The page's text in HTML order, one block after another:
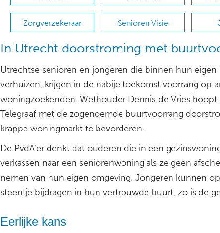
Zorgverzekeraar Senioren Visie
In Utrecht doorstroming met
Utrechtse senioren en jongeren die binnen hun eigen
verhuizen, krijgen in de nabije toekomst voorrang op
woningzoekenden. Wethouder Dennis de Vries hoopt
Telegraaf met de zogenoemde buurtvoorrang
krappe woningmarkt te bevorderen.
De PvdA’er denkt dat ouderen die in een
verkassen naar een seniorenwoning als ze geen
nemen van hun eigen omgeving. Jongeren kunnen
steentje bijdragen in hun vertrouwde buurt, zo is de
Eerlijke kans